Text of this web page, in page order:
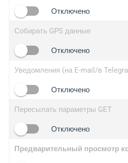
iplogger.infoОтключено
Собирать GPS данные
Отключено
Уведомления (на E-mail/в
Отключено
Пересылать параметры GET
Отключено
Предварительный просмотр